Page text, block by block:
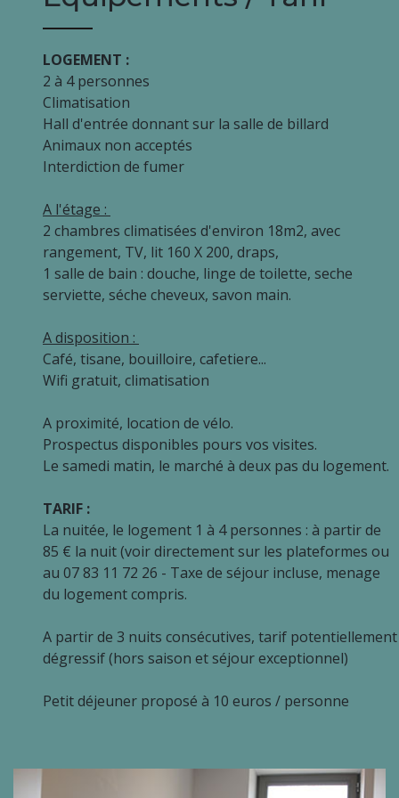
LOGEMENT :
2 à 4 personnes
Climatisation
Hall d'entrée donnant sur la salle de billard
Animaux non acceptés
Interdiction de fumer
A l'étage :
2 chambres climatisées d'environ 18m2, avec
rangement, TV, lit 160 X 200, draps,
1 salle de bain : douche, linge de toilette, seche
serviette, séche cheveux, savon main.
A disposition :
Café, tisane, bouilloire, cafetiere...
Wifi gratuit, climatisation
A proximité, location de vélo.
Prospectus disponibles pours vos visites.
Le samedi matin, le marché à deux pas du logement.
TARIF :
La nuitée, le logement 1 à 4 personnes : à partir de
85 € la nuit (voir directement sur les plateformes ou
au 07 83 11 72 26 - Taxe de séjour incluse, menage
du logement compris.
A partir de 3 nuits consécutives, tarif potentiellement
dégressif (hors saison et séjour exceptionnel)
Petit déjeuner proposé à 10 euros / personne